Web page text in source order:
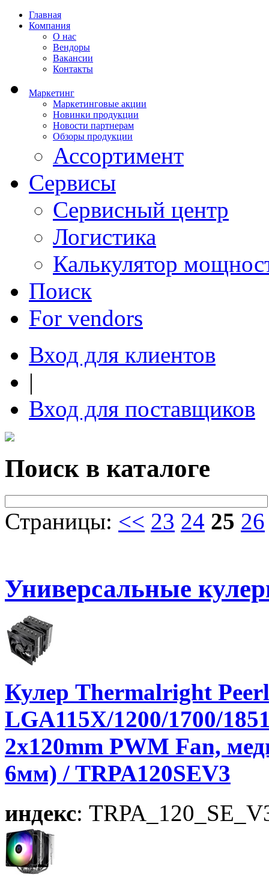
Главная
Компания
О нас
Вендоры
Вакансии
Контакты
Маркетинг
Маркетинговые акции
Новинки продукции
Новости партнерам
Обзоры продукции
Ассортимент
Сервисы
Сервисный центр
Логистика
Калькулятор
Поиск
For vendors
Вход для клиентов
|
Вход для поставщиков
Поиск в каталоге
Страницы: << 23 24 25 26
Универсальные
Кулер Thermalright
LGA115X/1200/1700/
2x120mm PWM Fan,
6мм) / TRPA120SEV3
индекс: